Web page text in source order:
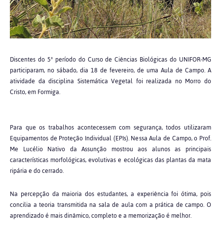
Discentes do 5º período do Curso de Ciências Biológicas do UNIFOR-MG
participaram, no sábado, dia 18 de fevereiro, de uma Aula de Campo. A
atividade da disciplina Sistemática Vegetal foi realizada no Morro do
Cristo, em Formiga.
Para que os trabalhos acontecessem com segurança, todos utilizaram
Equipamentos de Proteção Individual (EPIs). Nessa Aula de Campo, o Prof.
Me Lucélio Nativo da Assunção mostrou aos alunos as principais
características morfológicas, evolutivas e ecológicas das plantas da mata
ripária e do cerrado.
Na percepção da maioria dos estudantes, a experiência foi ótima, pois
concilia a teoria transmitida na sala de aula com a prática de campo. O
aprendizado é mais dinâmico, completo e a memorização é melhor.